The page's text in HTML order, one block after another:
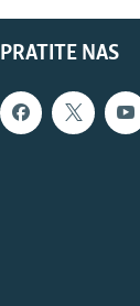
PRATITE NAS